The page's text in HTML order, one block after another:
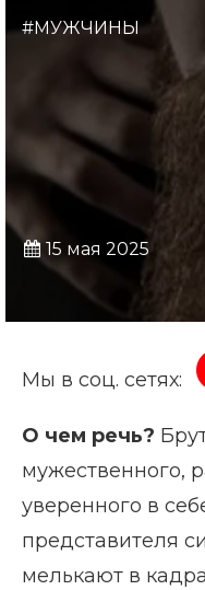
#МУЖЧИНЫ
15 мая 2025
Мы в соц. сетях:
О чем речь?
мужественного,
уверенного в
представителя
мелькают в